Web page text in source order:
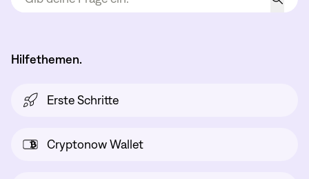
Hilfethemen.
Erste Schritte
Cryptonow Wallet